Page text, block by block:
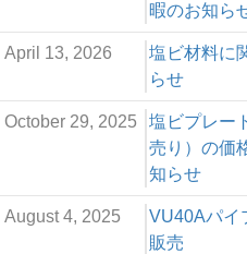
暇のお知ら
April 13, 2026
塩ビ材料に
らせ
October 29, 2025
塩ビプレー
売り）の価
知らせ
August 4, 2025
VU40Aパイ
販売